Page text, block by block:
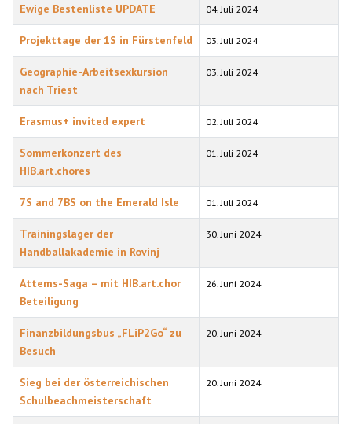
Ewige Bestenliste UPDATE 04. Juli 2024
Projekttage der 1S in Fürstenfeld 03. Juli 2024
Geographie-Arbeitsexkursion
nach Triest
03. Juli 2024
Erasmus+ invited expert 02. Juli 2024
Sommerkonzert des
HIB.art.chores
01. Juli 2024
7S and 7BS on the Emerald Isle 01. Juli 2024
Trainingslager der
Handballakademie in Rovinj
30. Juni 2024
Attems-Saga – mit HIB.art.chor
Beteiligung
26. Juni 2024
Finanzbildungsbus „FLiP2Go“ zu
Besuch
20. Juni 2024
Sieg bei der österreichischen
Schulbeachmeisterschaft
20. Juni 2024